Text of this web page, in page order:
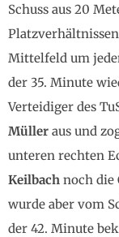
Schuss aus 20
Mittelfeld um
der 35. Minute
Verteidiger des
Müller aus und
unteren rechten
Keilbach noch die
wurde aber vom
der 42. Minute